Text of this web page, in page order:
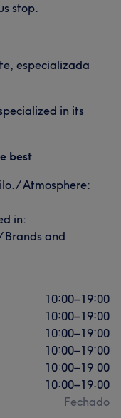
stop.
especializada
in its
best
/ Atmosphere:
in:
Brands and
10:00–19:00
10:00–19:00
10:00–19:00
10:00–19:00
10:00–19:00
10:00–19:00
Fechado